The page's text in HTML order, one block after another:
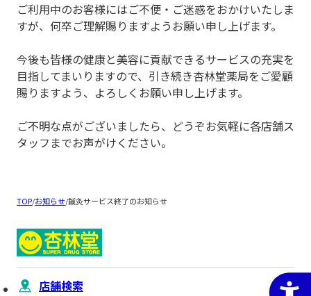
ご利用中のお客様にはご不便・ご迷惑をおかけいたしま
すが、何卒ご理解賜りますようお願い申し上げます。
今後も皆様の健康と美容に貢献できるサービスの充実を
目指してまいりますので、引き続き杏林堂薬局をご愛顧
賜りますよう、よろしくお願い申し上げます。
ご不明な点がございましたら、どうぞお気軽に各店舗ス
タッフまでお声がけください。
TOP/お知らせ/鍼灸サービス終了のお知らせ
店舗検索